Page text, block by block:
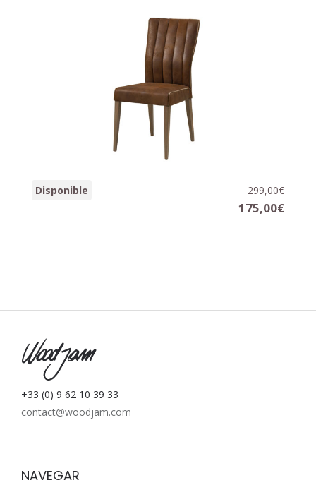
Disponible 299,00€
175,00€
W
+33 (0) 9 62 10 39 33
contact@woodjam.com
NAVEGAR